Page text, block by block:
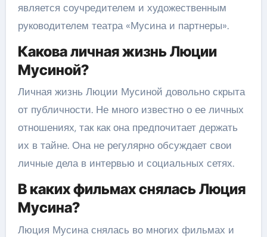
является соучредителем и художественным
руководителем театра «Мусина и партнеры».
Какова личная жизнь Люции
Мусиной?
Личная жизнь Люции Мусиной довольно скрыта
от публичности. Не много известно о ее личных
отношениях, так как она предпочитает держать
их в тайне. Она не регулярно обсуждает свои
личные дела в интервью и социальных сетях.
В каких фильмах снялась Люция
Мусина?
Люция Мусина снялась во многих фильмах и